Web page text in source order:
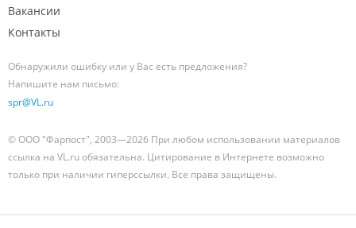
Вакансии
Контакты
Обнаружили ошибку или у Вас есть предложения?
Напишите нам письмо:
spr@VL.ru
© ООО "Фарпост", 2003—2026 При любом использовании материалов
ссылка на VL.ru обязательна. Цитирование в Интернете возможно
только при наличии гиперссылки. Все права защищены.